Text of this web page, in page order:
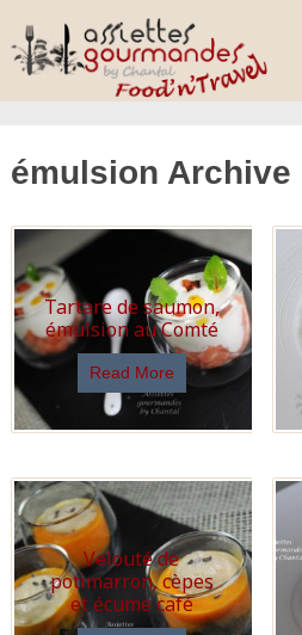
émulsion Archive
Tartare de saumon,
émulsion au Comté
Read More
Velouté de
potimarron, cèpes
et écume café